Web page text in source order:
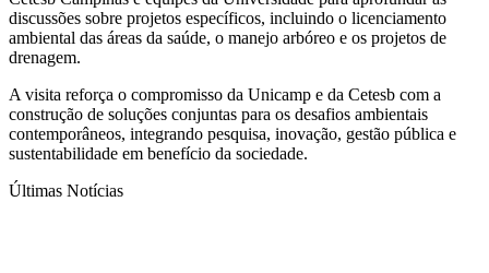
discussões sobre projetos específicos, incluindo o licenciamento
ambiental das áreas da saúde, o manejo arbóreo e os projetos de
drenagem.
A visita reforça o compromisso da Unicamp e da Cetesb com a
construção de soluções conjuntas para os desafios ambientais
contemporâneos, integrando pesquisa, inovação, gestão pública e
sustentabilidade em benefício da sociedade.
Últimas Notícias